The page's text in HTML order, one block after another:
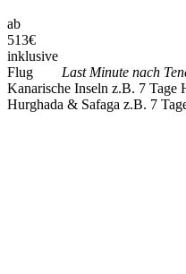
ab
513€
inklusive
Flug
Last Minute nach
Kanarische Inseln z.B. 7 Tage
Hurghada & Safaga z.B. 7